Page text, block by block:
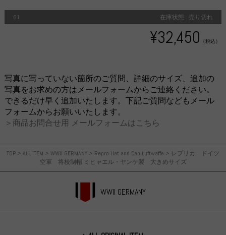
TOP > ALL ITEM > WWII GERMANY > Repro Hat and Cap Luftwaffe > レプリカ ドイツ
空軍 将校制帽 ミヒャエル・ヤンケ製 大きめサイズ
WWII GERMANY
61 在庫状態 : 売り切れ
¥32,450 （税込）
写真に写っていない箇所のご質問、詳細のサイズ、追加の
写真をお求めの方はメールフォームからご連絡ください。
できるだけ早く追加いたします。下記ご質問などもメール
フォームからお願いいたします。
＞商品お問合せ用 メールフォームはこちら